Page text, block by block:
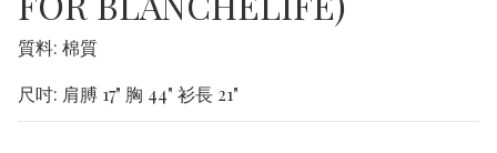
質料: 棉質
尺吋: 肩膊 17" 胸 44" 衫長 21"